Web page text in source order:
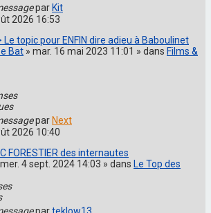
parKit
2026 16:53
Le topic pour ENFIN dire adieu à Baboulinet
Bat » mar. 16 mai 2023 11:01 » dans Films &
parNext
2026 10:40
FORESTIER des internautes
4 sept. 2024 14:03 » dans Le Top des
parteklow13